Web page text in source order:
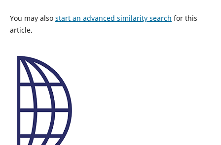
You may also start an advanced similarity search for this
article.